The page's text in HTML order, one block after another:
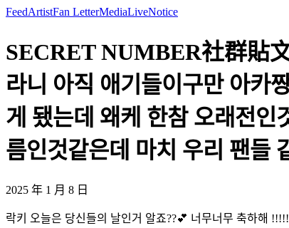
FeedArtistFan LetterMediaLiveNotice
SECRET NUMBER社群貼文
라니 아직 애기들이구만 아카
게 됐는데 왜케 한참 오래전인
름인것같은데 마치 우리 팬들
2025 年 1 月 8 日
락키 오늘은 당신들의 날인거 알죠??💕 너무너무 축하해